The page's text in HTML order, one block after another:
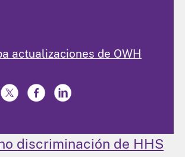
actualizaciones de OWH
discriminación de HHS